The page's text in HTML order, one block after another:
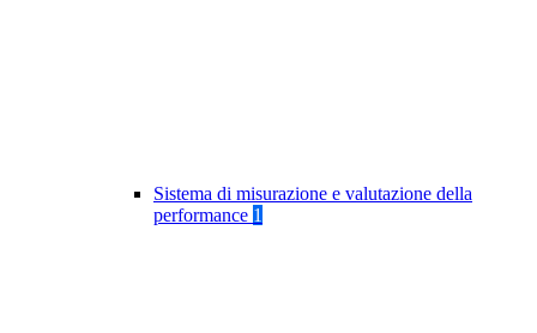
Sistema di misurazione e valutazione della
performance 1